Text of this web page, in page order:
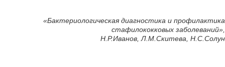
«Бактериологическая диагностика и профилактика
стафилококковых заболеваний»,
Н.Р.Иванов, Л.М.Скитева, Н.С.Солун